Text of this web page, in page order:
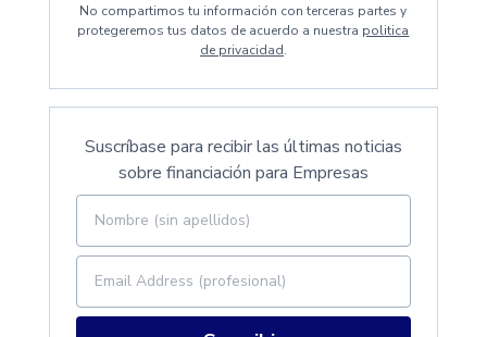
No compartimos tu información con terceras partes y
protegeremos tus datos de acuerdo a nuestra politica
de privacidad.
Suscríbase para recibir las últimas noticias
sobre financiación para Empresas